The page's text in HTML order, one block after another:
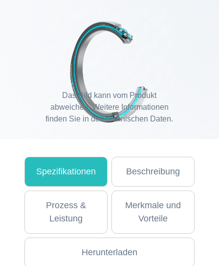
Das Bild kann vom Produkt
abweichen. Weitere Informationen
finden Sie in den technischen Daten.
Spezifikationen Beschreibung
Prozess &
Leistung
Merkmale und
Vorteile
Herunterladen